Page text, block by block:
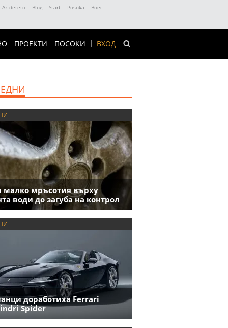
Az-deteto Blog Start Posoka
Boec
ВХОД
ПРОЕКТИ ПОСОКИ
малко мръсотия върху
води до загуба на контрол
доработиха Ferrari
Spider